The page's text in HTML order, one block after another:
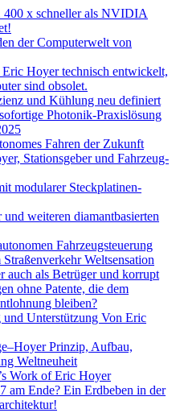
400 x schneller als NVIDIA
der Computerwelt von
Hoyer technisch entwickelt,
sind obsolet.
und Kühlung neu definiert
Photonik-Praxislösung
Fahren der Zukunft
Stationsgeber und Fahrzeug-
modularer Steckplatinen-
weiteren diamantbasierten
Fahrzeugsteuerung
Weltsensation
auch als Betrüger und korrupt
ohne Patente, die dem
bleiben?
Unterstützung Von Eric
Prinzip, Aufbau,
Weltneuheit
Work of Eric Hoyer
am Ende? Ein Erdbeben in der